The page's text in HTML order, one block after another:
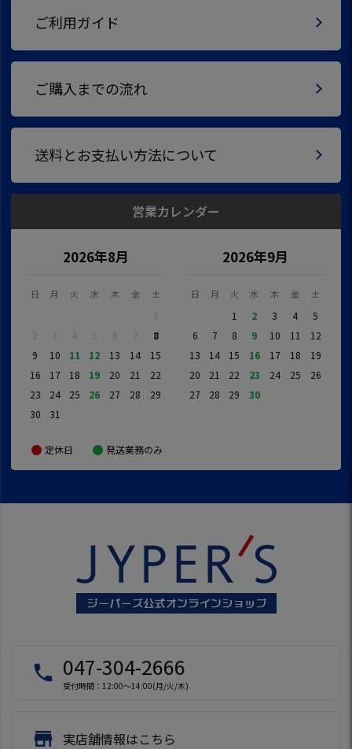
ご利用ガイド
ご購入までの流れ
送料とお支払い方法について
営業カレンダー
2026年8月
日 月 火 水 木 金 土
1
2
3 4 5 6 7
8
9
10 11 12 13 14
15
16
17 18 19 20 21
22
23
24 25 26 27 28
29
30
31
2026年9月
日 月 火 水 木 金 土
1 2 3 4
5
6
7 8 9 10 11
12
13
14 15 16 17 18
19
20
21 22 23 24 25
26
27
28 29 30
定休日 発送業務のみ
local_phone 047-304-2666
受付時間：12:00～14:00(月/火/木)
store 実店舗情報はこちら